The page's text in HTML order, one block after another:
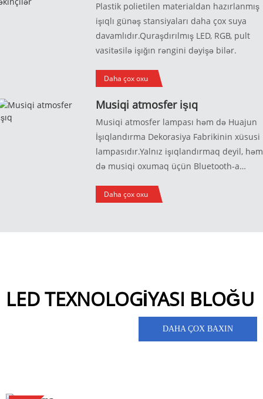
Plastik polietilen materialdan hazırlanmış
işıqlı günəş stansiyaları daha çox suya
davamlıdır.Quraşdırılmış LED, RGB, pult
vasitəsilə işığın rəngini dəyişə bilər.
Daha çox oxu
Musiqi atmosfer işıq
Musiqi atmosfer lampası həm də Huajun
İşıqlandırma Dekorasiya Fabrikinin xüsusi
lampasıdır.Yalnız işıqlandırmaq deyil, həm
də musiqi oxumaq üçün Bluetooth-a
olan çiçək qabları, buz qabları və portativ
Daha çox oxu
LED TEXNOLOGİYASI BLOĞU
DAHA ÇOX BAXIN